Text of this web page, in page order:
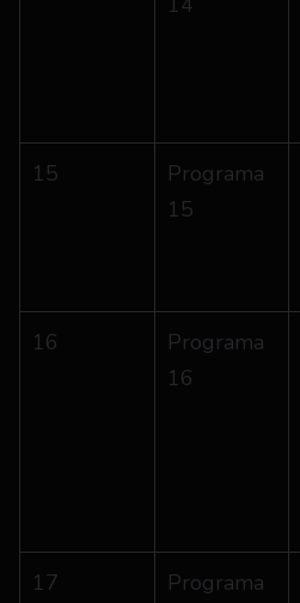
15
Programa
15
16
Programa
16
17
Programa